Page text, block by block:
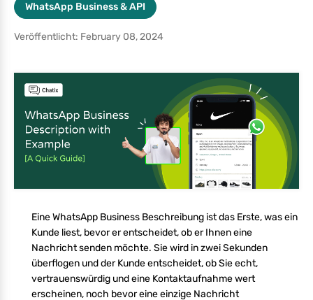
WhatsApp Business & API
Veröffentlicht: February 08, 2024
Eine WhatsApp Business Beschreibung ist das Erste, was ein
Kunde liest, bevor er entscheidet, ob er Ihnen eine
Nachricht senden möchte. Sie wird in zwei Sekunden
überflogen und der Kunde entscheidet, ob Sie echt,
vertrauenswürdig und eine Kontaktaufnahme wert
erscheinen, noch bevor eine einzige Nachricht